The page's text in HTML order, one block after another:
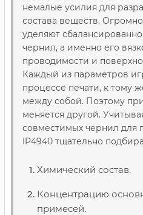
немалые усилия для
состава веществ.
уделяют
чернил, а именно его
проводимости и
Каждый из параметров
процессе печати, к тому
между собой. Поэтому
меняется другой.
совместимых чернил для
IP4940 тщательно
Химический состав.
Концентрацию
примесей.